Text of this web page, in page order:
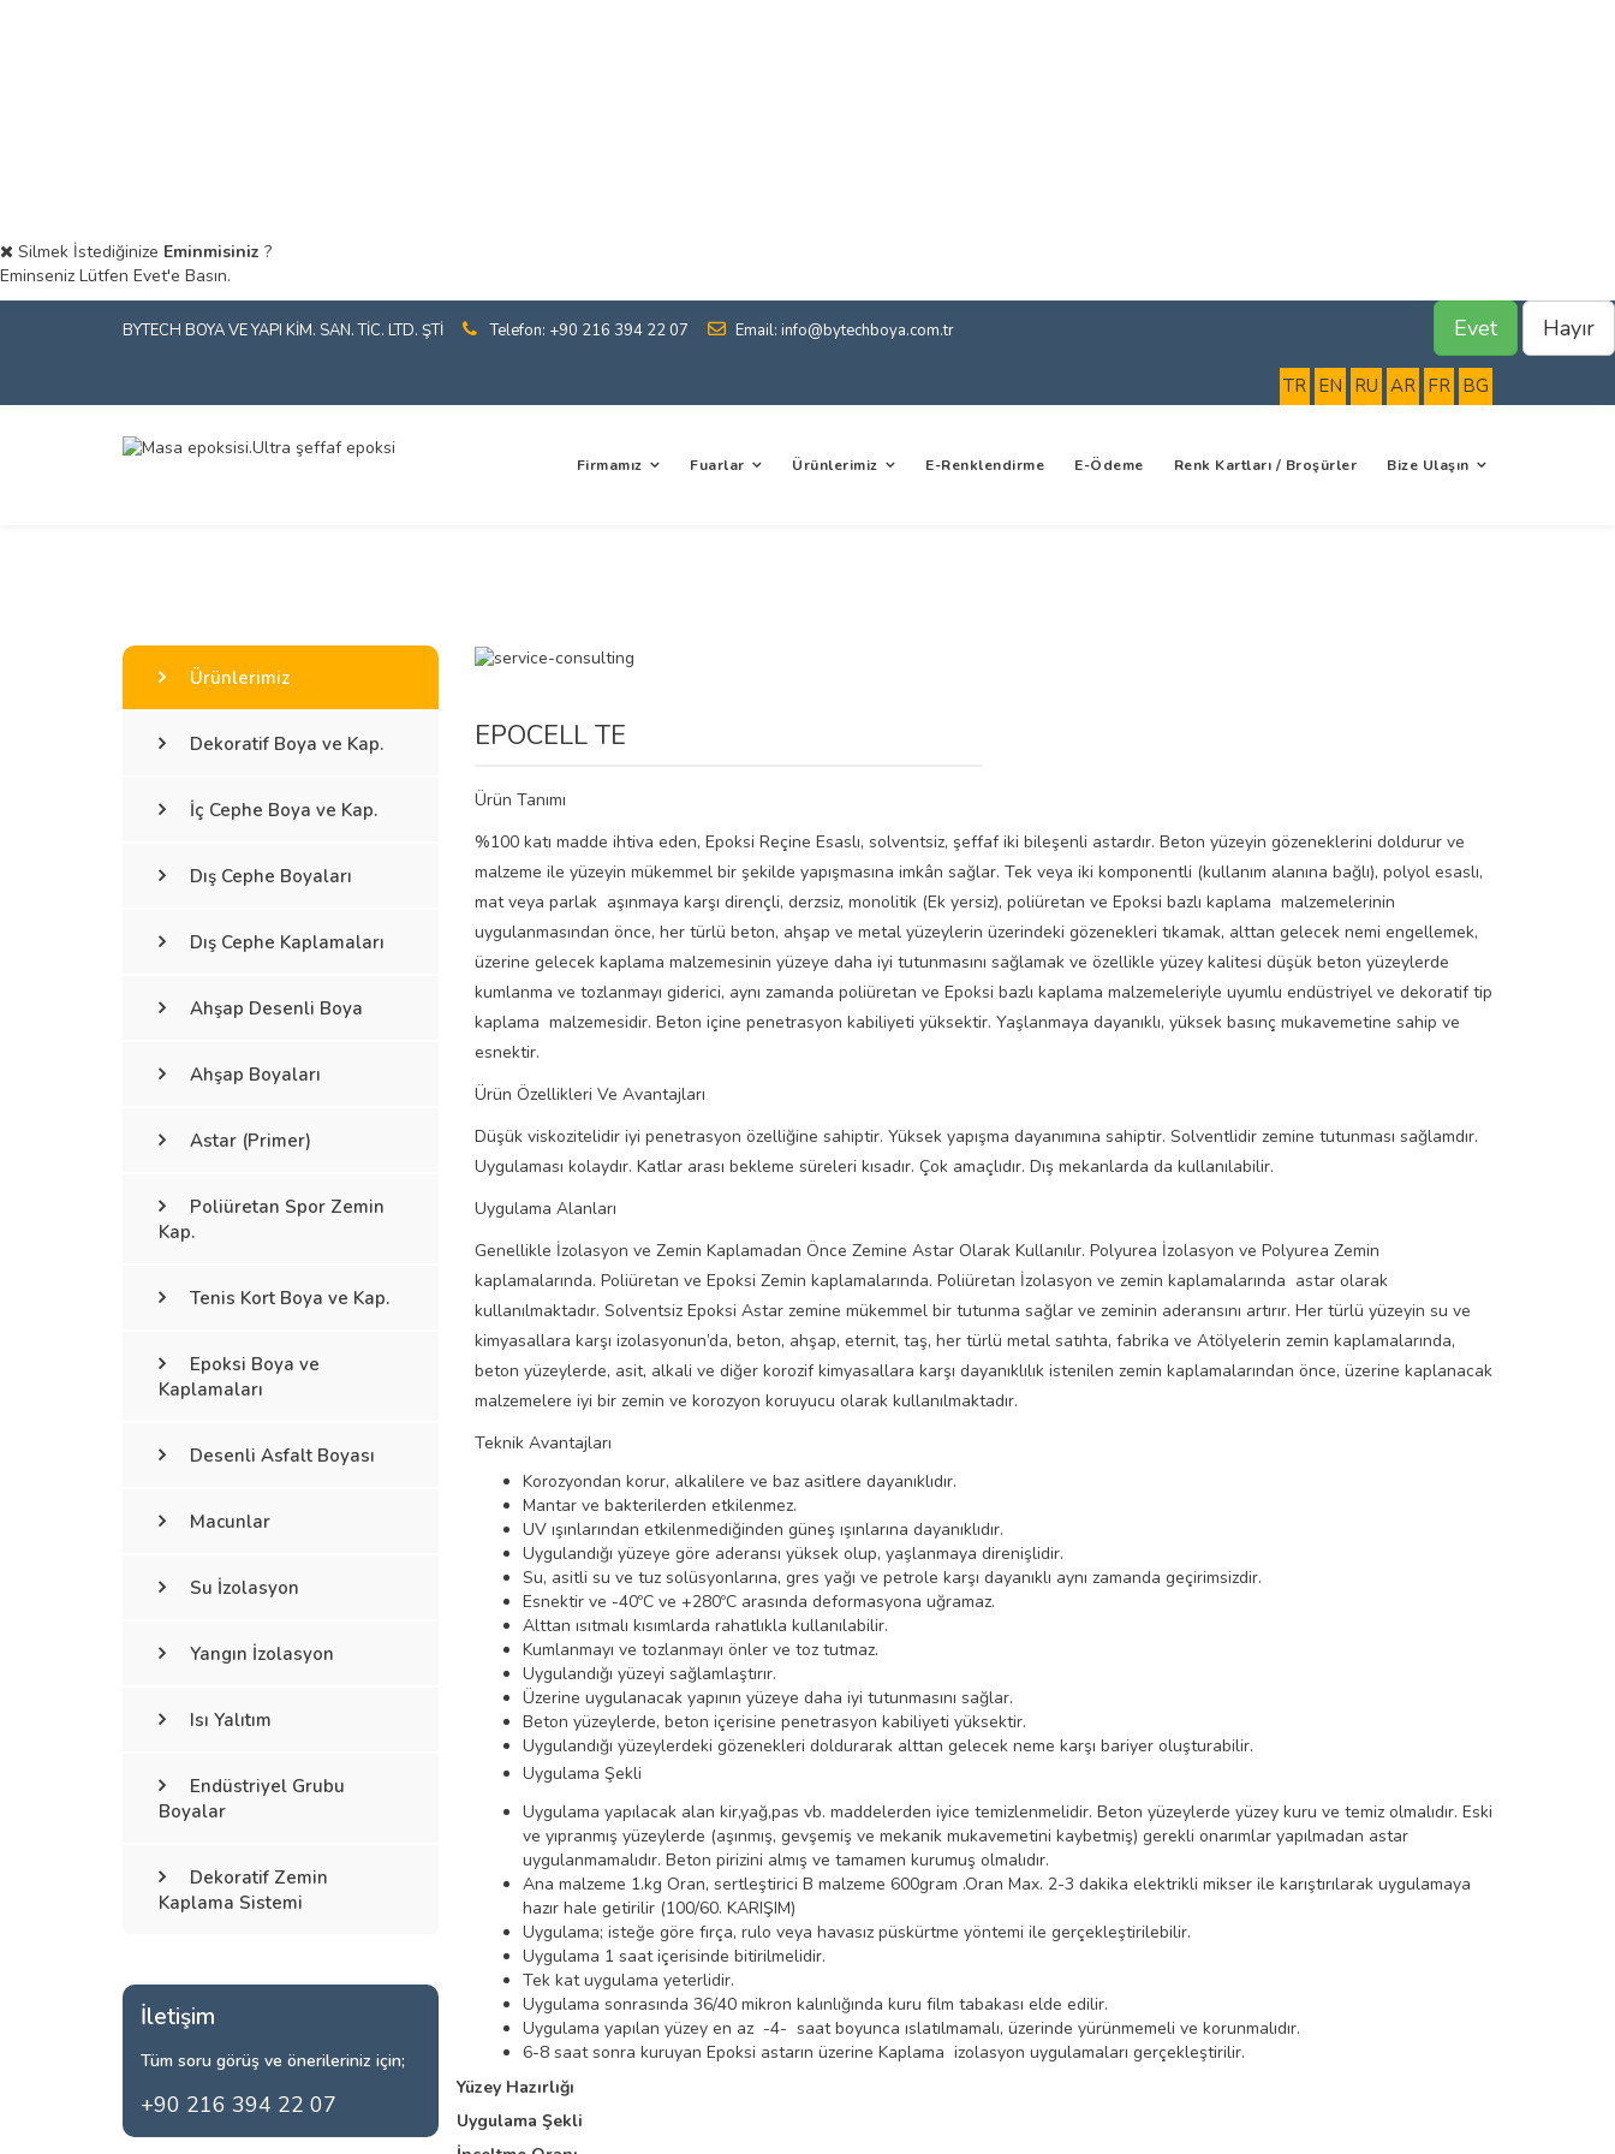
Silmek İstediğinize Eminmisiniz ?
Eminseniz Lütfen Evet'e Basın.
Evet Hayır
BYTECH BOYA VE YAPI KİM. SAN. TİC. LTD. ŞTİ Telefon: +90 216 394 22 07 Email: info@bytechboya.com.tr
TR EN RU AR FR BG
Firmamız Fuarlar Ürünlerimiz E-Renklendirme E-Ödeme Renk Kartları / Broşürler Bize Ulaşın
Ürünlerimiz
Dekoratif Boya ve Kap.
İç Cephe Boya ve Kap.
Dış Cephe Boyaları
Dış Cephe Kaplamaları
Ahşap Desenli Boya
Ahşap Boyaları
Astar (Primer)
Poliüretan Spor Zemin
Kap.
Tenis Kort Boya ve Kap.
Epoksi Boya ve
Kaplamaları
Desenli Asfalt Boyası
Macunlar
Su İzolasyon
Yangın İzolasyon
Isı Yalıtım
Endüstriyel Grubu
Boyalar
Dekoratif Zemin
Kaplama Sistemi
İletişim
Tüm soru görüş ve önerileriniz için;
+90 216 394 22 07
EPOCELL TE
Ürün Tanımı
%100 katı madde ihtiva eden, Epoksi Reçine Esaslı, solventsiz, şeffaf iki bileşenli astardır. Beton yüzeyin gözeneklerini doldurur ve
malzeme ile yüzeyin mükemmel bir şekilde yapışmasına imkân sağlar. Tek veya iki komponentli (kullanım alanına bağlı), polyol esaslı,
mat veya parlak aşınmaya karşı dirençli, derzsiz, monolitik (Ek yersiz), poliüretan ve Epoksi bazlı kaplama malzemelerinin
uygulanmasından önce, her türlü beton, ahşap ve metal yüzeylerin üzerindeki gözenekleri tıkamak, alttan gelecek nemi engellemek,
üzerine gelecek kaplama malzemesinin yüzeye daha iyi tutunmasını sağlamak ve özellikle yüzey kalitesi düşük beton yüzeylerde
kumlanma ve tozlanmayı giderici, aynı zamanda poliüretan ve Epoksi bazlı kaplama malzemeleriyle uyumlu endüstriyel ve dekoratif tip
kaplama malzemesidir. Beton içine penetrasyon kabiliyeti yüksektir. Yaşlanmaya dayanıklı, yüksek basınç mukavemetine sahip ve
esnektir.
Ürün Özellikleri Ve Avantajları
Düşük viskozitelidir iyi penetrasyon özelliğine sahiptir. Yüksek yapışma dayanımına sahiptir. Solventlidir zemine tutunması sağlamdır.
Uygulaması kolaydır. Katlar arası bekleme süreleri kısadır. Çok amaçlıdır. Dış mekanlarda da kullanılabilir.
Uygulama Alanları
Genellikle İzolasyon ve Zemin Kaplamadan Önce Zemine Astar Olarak Kullanılır. Polyurea İzolasyon ve Polyurea Zemin
kaplamalarında. Poliüretan ve Epoksi Zemin kaplamalarında. Poliüretan İzolasyon ve zemin kaplamalarında astar olarak
kullanılmaktadır. Solventsiz Epoksi Astar zemine mükemmel bir tutunma sağlar ve zeminin aderansını artırır. Her türlü yüzeyin su ve
kimyasallara karşı izolasyonun’da, beton, ahşap, eternit, taş, her türlü metal satıhta, fabrika ve Atölyelerin zemin kaplamalarında,
beton yüzeylerde, asit, alkali ve diğer korozif kimyasallara karşı dayanıklılık istenilen zemin kaplamalarından önce, üzerine kaplanacak
malzemelere iyi bir zemin ve korozyon koruyucu olarak kullanılmaktadır.
Teknik Avantajları
Korozyondan korur, alkalilere ve baz asitlere dayanıklıdır.
Mantar ve bakterilerden etkilenmez.
UV ışınlarından etkilenmediğinden güneş ışınlarına dayanıklıdır.
Uygulandığı yüzeye göre aderansı yüksek olup, yaşlanmaya direnişlidir.
Su, asitli su ve tuz solüsyonlarına, gres yağı ve petrole karşı dayanıklı aynı zamanda geçirimsizdir.
Esnektir ve -40ºC ve +280ºC arasında deformasyona uğramaz.
Alttan ısıtmalı kısımlarda rahatlıkla kullanılabilir.
Kumlanmayı ve tozlanmayı önler ve toz tutmaz.
Uygulandığı yüzeyi sağlamlaştırır.
Üzerine uygulanacak yapının yüzeye daha iyi tutunmasını sağlar.
Beton yüzeylerde, beton içerisine penetrasyon kabiliyeti yüksektir.
Uygulandığı yüzeylerdeki gözenekleri doldurarak alttan gelecek neme karşı bariyer oluşturabilir.
Uygulama Şekli
Uygulama yapılacak alan kir,yağ,pas vb. maddelerden iyice temizlenmelidir. Beton yüzeylerde yüzey kuru ve temiz olmalıdır. Eski
ve yıpranmış yüzeylerde (aşınmış, gevşemiş ve mekanik mukavemetini kaybetmiş) gerekli onarımlar yapılmadan astar
uygulanmamalıdır. Beton pirizini almış ve tamamen kurumuş olmalıdır.
Ana malzeme 1.kg Oran, sertleştirici B malzeme 600gram .Oran Max. 2-3 dakika elektrikli mikser ile karıştırılarak uygulamaya
hazır hale getirilir (100/60. KARIŞIM)
Uygulama; isteğe göre fırça, rulo veya havasız püskürtme yöntemi ile gerçekleştirilebilir.
Uygulama 1 saat içerisinde bitirilmelidir.
Tek kat uygulama yeterlidir.
Uygulama sonrasında 36/40 mikron kalınlığında kuru film tabakası elde edilir.
Uygulama yapılan yüzey en az -4- saat boyunca ıslatılmamalı, üzerinde yürünmemeli ve korunmalıdır.
6-8 saat sonra kuruyan Epoksi astarın üzerine Kaplama izolasyon uygulamaları gerçekleştirilir.
Yüzey Hazırlığı
Uygulama Şekli